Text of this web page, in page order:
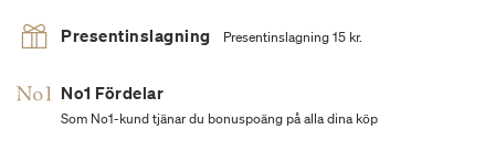
Presentinslagning Presentinslagning 15 kr.
No1 Fördelar
Som No1-kund tjänar du bonuspoäng på alla dina köp